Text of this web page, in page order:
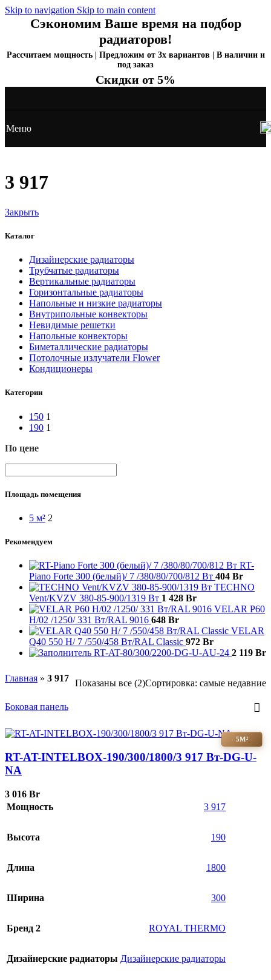
Skip to navigation Skip to main content
Сэкономим Ваше время на подбор
радиаторов!
Рассчитаем мощность | Предложим от 3х вариантов | В наличии и
под заказ
Скидки от 5%
Меню
3 917
Закрыть
Каталог
Дизайнерские радиаторы
Трубчатые радиаторы
Вертикальные радиаторы
Горизонтальные радиаторы
Напольные и низкие радиаторы
Внутрипольные конвекторы
Невидимые решетки
Напольные конвекторы
Биметаллические радиаторы
Потолочные излучатели Flower
Кондиционеры
Категории
150 1
190 1
По цене
Площадь помещения
5 м² 2
Рекомендуем
RT-
Piano Forte 300 (белый)/ 7 /380/80/700/812 Вт 404 Br
TECHNO
Vent/KVZV 380-85-900/1319 Вт 1 428 Br
VELAR P60
H/02 /1250/ 331 Bт/RAL 9016 648 Br
VELAR
Q40 550 H/ 7 /550/458 Вт/RAL Classic 972 Br
RT-AT-80/300/2200-DG-U-AU-24 2 119 Br
Главная » 3 917 Показаны все (2)Сортировка: самые недавние
Боковая панель
5М²
RT-AT-INTELBOX-190/300/1800/3 917 Вт-DG-U-
NA
3 016 Br
Мощность
3 917
Высота 190
Длина 1800
Ширина 300
Бренд 2 ROYAL THERMO
Дизайнерские радиаторы Дизайнерские радиаторы